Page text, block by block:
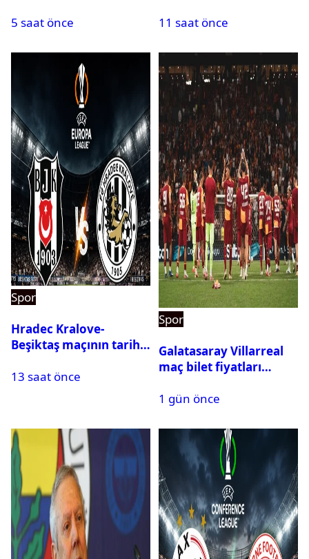
Siyah-Beyazlıların 11’i
5 saat önce
11 saat önce
Spor
Hradec Kralove-
Beşiktaş maçının tarihi
13 saat önce
Spor
Galatasaray Villarreal
maç bilet fiyatları
1 gün önce